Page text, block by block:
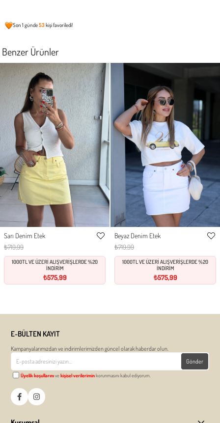
Son 1 günde53kişi favoriledi!
Benzer Ürünler
Sarı Denim Etek
Favorilere
Ekle
₺719,99
1000TL VE ÜZERİ ALIŞVERİŞLERDE %20
İNDİRİM
₺575,99
Beyaz Denim Etek
Ekle
₺719,99
1000TL VE ÜZERİ ALIŞVERİŞLERDE %20
İNDİRİM
₺575,99
E-BÜLTEN KAYIT
Kampanyalarımızdan ve indirimlerimizden güncel olarak haberdar olun.
Gönder
Üyelik koşullarınıvekişisel verileriminkorunmasını kabul ediyorum.